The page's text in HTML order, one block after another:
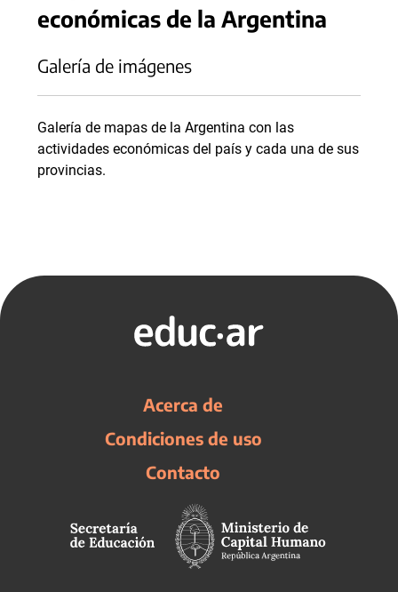
económicas de la Argentina
Galería de imágenes
Galería de mapas de la Argentina con las
actividades económicas del país y cada una de sus
provincias.
Acerca de
Condiciones de uso
Contacto